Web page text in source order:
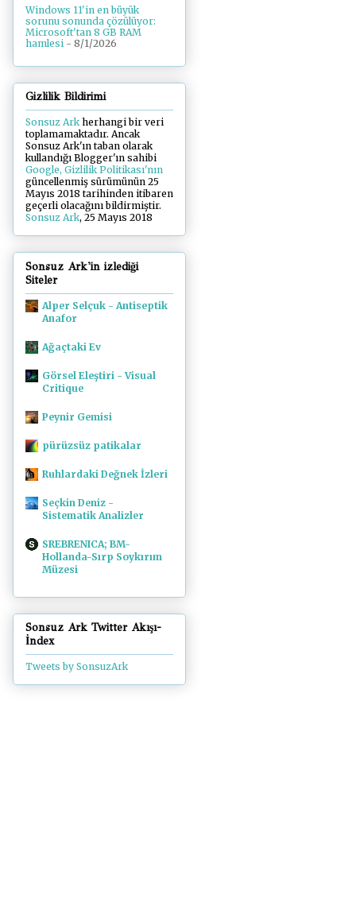
Windows 11'in en büyük
sorunu sonunda çözülüyor:
Microsoft'tan 8 GB RAM
hamlesi - 8/1/2026
Gizlilik Bildirimi
Sonsuz Arkherhangi bir veri
toplamamaktadır. Ancak
Sonsuz Ark'ın taban olarak
kullandığı Blogger'ın sahibi
Google, Gizlilik Politikası'nın
güncellenmiş sürümünün 25
Mayıs 2018 tarihinden itibaren
geçerli olacağını bildirmiştir.
Sonsuz Ark, 25 Mayıs 2018
Sonsuz Ark'in izlediği
Siteler
Alper Selçuk - Antiseptik
Anafor
Ağaçtaki Ev
Görsel Eleştiri - Visual
Critique
Peynir Gemisi
pürüzsüz patikalar
Ruhlardaki Değnek İzleri
Seçkin Deniz -
Sistematik Analizler
SREBRENICA; BM-
Hollanda-Sırp Soykırım
Müzesi
Sonsuz Ark Twitter Akışı-
İndex
Tweets by SonsuzArk